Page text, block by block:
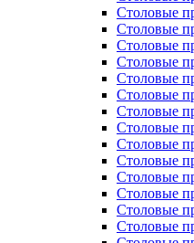
Столовые
Столовые
Столовые
Столовые
Столовые
Столовые
Столовые
Столовые
Столовые
Столовые
Столовые
Столовые
Столовые
Столовые